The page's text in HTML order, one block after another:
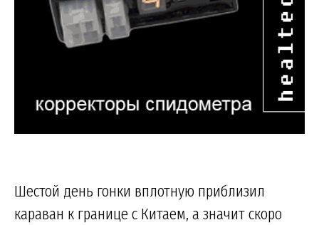
Шестой день гонки вплотную приблизил
караван к границе с Китаем, а значит скоро